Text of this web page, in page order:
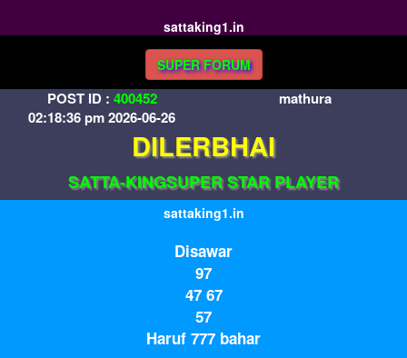
sattaking1.in
SUPER FORUM
POST ID : 400452
02:18:36 pm 2026-06-26
mathura
DILERBHAI
SATTA-KINGSUPER STAR PLAYER
sattaking1.in
Disawar
97
47 67
57
Haruf 777 bahar